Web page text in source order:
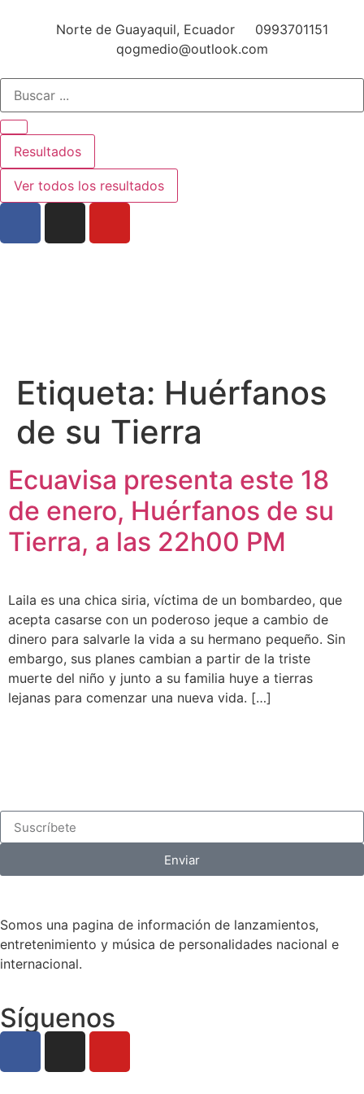
Norte de Guayaquil, Ecuador
0993701151
qogmedio@outlook.com
Resultados
Ver todos los resultados
Etiqueta: Huérfanos
de su Tierra
Ecuavisa presenta este 18
de enero, Huérfanos de su
Tierra, a las 22h00 PM
Laila es una chica siria, víctima de un bombardeo, que
acepta casarse con un poderoso jeque a cambio de
dinero para salvarle la vida a su hermano pequeño. Sin
embargo, sus planes cambian a partir de la triste
muerte del niño y junto a su familia huye a tierras
lejanas para comenzar una nueva vida. […]
Enviar
Somos una pagina de información de lanzamientos,
entretenimiento y música de personalidades nacional e
internacional.
Síguenos